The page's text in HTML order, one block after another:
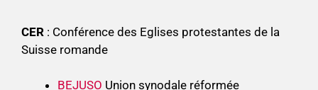
CER : Conférence des Eglises protestantes de la
Suisse romande
BEJUSO Union synodale réformée